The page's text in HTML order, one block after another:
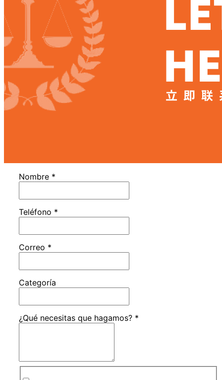
Nombre *
Teléfono *
Correo *
Categoría
¿Qué necesitas que hagamos? *